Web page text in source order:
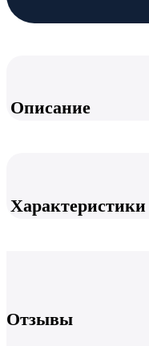
Описание
Характеристики
Отзывы